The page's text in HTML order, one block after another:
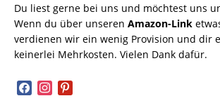
Du liest gerne bei uns und möchtest uns
Wenn du über unseren Amazon-Link
verdienen wir ein wenig Provision und dir
keinerlei Mehrkosten. Vielen Dank dafür.
facebookinstagram
pinterest